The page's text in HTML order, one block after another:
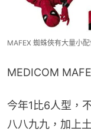
MAFEX 蜘蛛俠有大量小
MEDICOM
今年1比6人型，
八八九九，加上